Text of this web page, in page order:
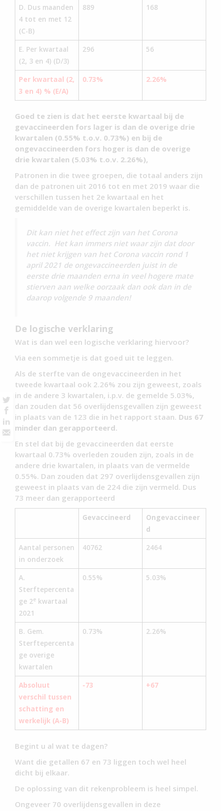
D. Dus maanden
4 tot en met 12
(C-B)
889 168
E. Per kwartaal
(2, 3 en 4) (D/3)
296 56
Per kwartaal (2,
3 en 4) % (E/A)
0.73% 2.26%
Goed te zien is dat het eerste kwartaal bij de
gevaccineerden fors lager is dan de overige drie
kwartalen (0.55% t.o.v. 0.73%) en bij de
ongevaccineerden fors hoger is dan de overige
drie kwartalen (5.03% t.o.v. 2.26%),
Patronen in die twee groepen, die totaal anders zijn
dan de patronen uit 2016 tot en met 2019 waar die
verschillen tussen het 2e kwartaal en het
gemiddelde van de overige kwartalen beperkt is.
Dit kan niet het effect zijn van het Corona
vaccin. Het kan immers niet waar zijn dat door
het niet krijgen van het Corona vaccin rond 1
april 2021 de ongevaccineerden juist in de
eerste drie maanden erna in veel hogere mate
stierven aan welke oorzaak dan ook dan in de
daarop volgende 9 maanden!
De logische verklaring
Wat is dan wel een logische verklaring hiervoor?
Via een sommetje is dat goed uit te leggen.
Als de sterfte van de ongevaccineerden in het
tweede kwartaal ook 2.26% zou zijn geweest, zoals
in de andere 3 kwartalen, i.p.v. de gemelde 5.03%,
dan zouden dat 56 overlijdensgevallen zijn geweest
in plaats van de 123 die in het rapport staan. Dus 67
minder dan gerapporteerd.
En stel dat bij de gevaccineerden dat eerste
kwartaal 0.73% overleden zouden zijn, zoals in de
andere drie kwartalen, in plaats van de vermelde
0.55%. Dan zouden dat 297 overlijdensgevallen zijn
geweest in plaats van de 224 die zijn vermeld. Dus
73 meer dan gerapporteerd
Gevaccineerd
Ongevaccineer
d
Aantal personen
in onderzoek
40762 2464
A.
Sterftepercenta
ge 2ekwartaal
2021
0.55% 5.03%
B. Gem.
Sterftepercenta
ge overige
kwartalen
0.73% 2.26%
Absoluut
verschil tussen
schatting en
werkelijk (A-B)
-73 +67
Begint u al wat te dagen?
Want die getallen 67 en 73 liggen toch wel heel
dicht bij elkaar.
De oplossing van dit rekenprobleem is heel simpel.
Ongeveer 70 overlijdensgevallen in deze